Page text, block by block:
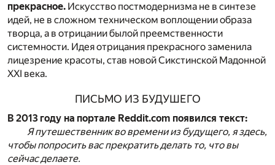
прекрасное. Искусство постмодернизма не в синтезе
идей, не в сложном техническом воплощении образа
творца, а в отрицании былой преемственности
системности. Идея отрицания прекрасного заменила
лицезрение красоты, став новой Сикстинской Мадонной
XXI века.
ПИСЬМО ИЗ БУДУШЕГО
В 2013 году на портале Reddit.com появился текст:
Я путешественник во времени из будущего, я здесь,
чтобы попросить вас прекратить делать то, что вы
сейчас делаете.